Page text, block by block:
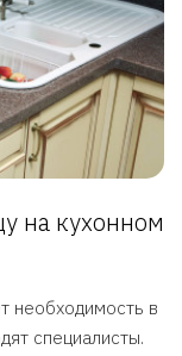
на кухонном
необходимость в
специалисты.